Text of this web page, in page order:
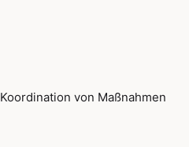
Koordination von Maßnahmen